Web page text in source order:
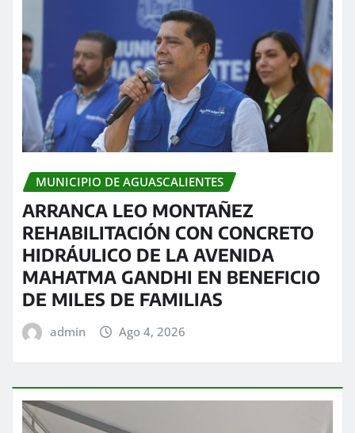
MUNICIPIO DE AGUASCALIENTES
ARRANCA LEO MONTAÑEZ
REHABILITACIÓN CON CONCRETO
HIDRÁULICO DE LA AVENIDA
MAHATMA GANDHI EN BENEFICIO
DE MILES DE FAMILIAS
admin Ago 4, 2026